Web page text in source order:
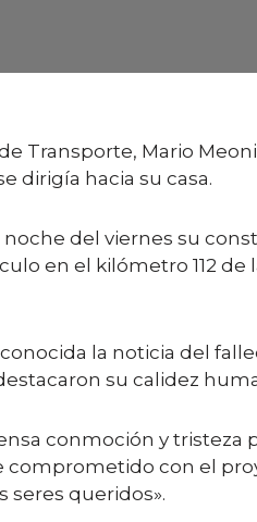
Transporte, Mario
dirigía hacia su casa.
del viernes su
en el kilómetro 112 de
la noticia del
su calidez
conmoción y tristeza
comprometido con el
seres queridos».